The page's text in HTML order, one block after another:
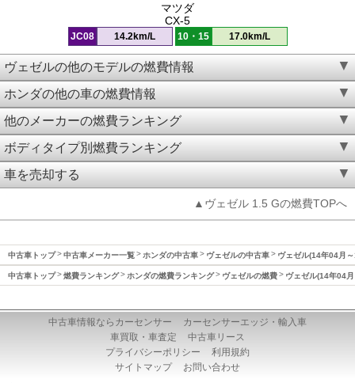
マツダ
CX-5
JC08 14.2km/L 10・15 17.0km/L
ヴェゼルの他のモデルの燃費情報
ホンダの他の車の燃費情報
他のメーカーの燃費ランキング
ボディタイプ別燃費ランキング
車を売却する
▲ヴェゼル 1.5 Gの燃費TOPへ
中古車トップ 中古車メーカー一覧 ホンダの中古車 ヴェゼルの中古車 ヴェゼル(14年04月
中古車トップ 燃費ランキング ホンダの燃費ランキング ヴェゼルの燃費 ヴェゼル(14年04
中古車情報ならカーセンサー
カーセンサーエッジ・輸入車
車買取・車査定
中古車リース
プライバシーポリシー
利用規約
サイトマップ
お問い合わせ